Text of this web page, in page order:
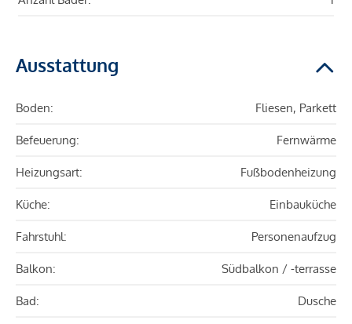
Ausstattung
Boden: Fliesen, Parkett
Befeuerung: Fernwärme
Heizungsart: Fußbodenheizung
Küche: Einbauküche
Fahrstuhl: Personenaufzug
Balkon: Südbalkon / -terrasse
Bad: Dusche